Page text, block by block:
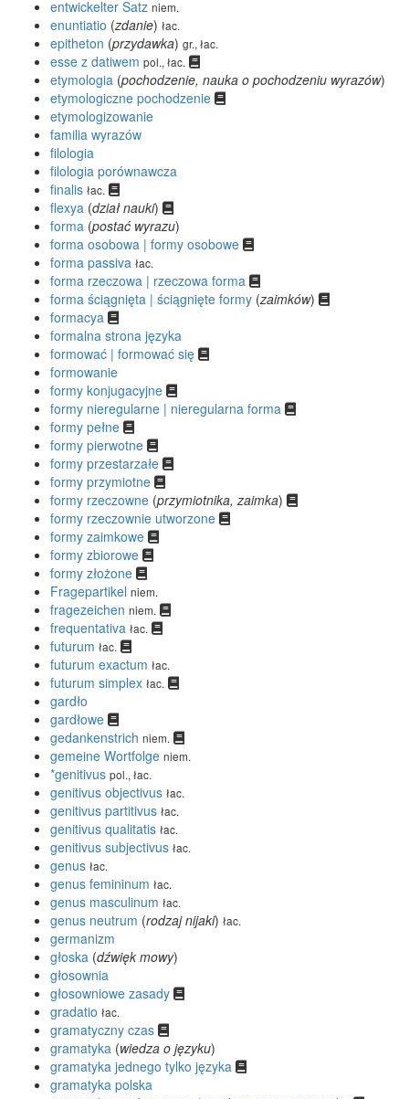
entwickelter Satz niem.
enuntiatio (zdanie) łac.
epitheton (przydawka) gr., łac.
esse z datiwem pol., łac.
etymologia (pochodzenie, nauka o pochodzeniu wyrazów)
etymologiczne pochodzenie
etymologizowanie
familia wyrazów
filologia
filologia porównawcza
finalis łac.
flexya (dział nauki)
forma (postać wyrazu)
forma osobowa | formy osobowe
forma passiva łac.
forma rzeczowa | rzeczowa forma
forma ściągnięta | ściągnięte formy (zaimków)
formacya
formalna strona języka
formować | formować się
formowanie
formy konjugacyjne
formy nieregularne | nieregularna forma
formy pełne
formy pierwotne
formy przestarzałe
formy przymiotne
formy rzeczowne (przymiotnika, zaimka)
formy rzeczownie utworzone
formy zaimkowe
formy zbiorowe
formy złożone
Fragepartikel niem.
fragezeichen niem.
frequentativa łac.
futurum łac.
futurum exactum łac.
futurum simplex łac.
gardło
gardłowe
gedankenstrich niem.
gemeine Wortfolge niem.
*genitivus pol., łac.
genitivus objectivus łac.
genitivus partitivus łac.
genitivus qualitatis łac.
genitivus subjectivus łac.
genus łac.
genus femininum łac.
genus masculinum łac.
genus neutrum (rodzaj nijaki) łac.
germanizm
głoska (dźwięk mowy)
głosownia
głosowniowe zasady
gradatio łac.
gramatyczny czas
gramatyka (wiedza o języku)
gramatyka jednego tylko języka
gramatyka polska